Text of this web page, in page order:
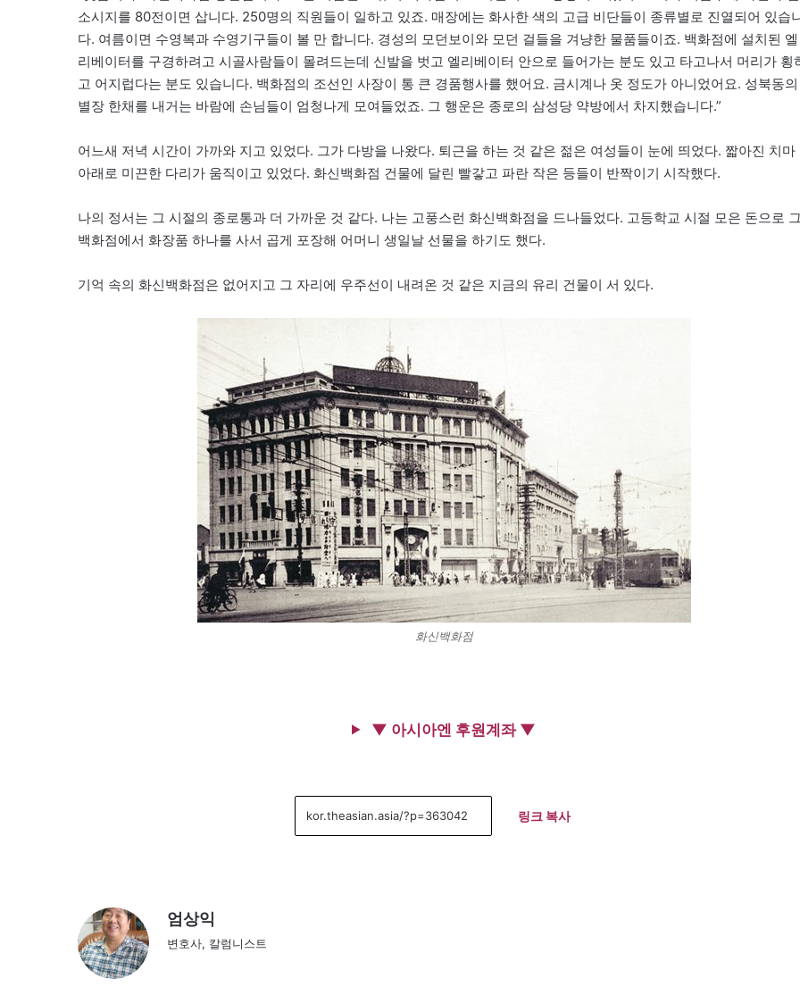
소시지를 80전이면 삽니다. 250명의 직원들이 일하고 있죠. 매장에는 화사한 색의 고급 비단들이 종류별로 진열되어 있습
다. 여름이면 수영복과 수영기구들이 볼 만 합니다. 경성의 모던보이와 모던 걸들을 겨냥한 물품들이죠. 백화점에 설치된 엘
리베이터를 구경하려고 시골사람들이 몰려드는데 신발을 벗고 엘리베이터 안으로 들어가는 분도 있고 타고나서 머리가 횡
고 어지럽다는 분도 있습니다. 백화점의 조선인 사장이 통 큰 경품행사를 했어요. 금시계나 옷 정도가 아니었어요. 성북동의
별장 한채를 내거는 바람에 손님들이 엄청나게 모여들었죠. 그 행운은 종로의 삼성당 약방에서 차지했습니다.”
어느새 저녁 시간이 가까와 지고 있었다. 그가 다방을 나왔다. 퇴근을 하는 것 같은 젊은 여성들이 눈에 띄었다. 짧아진 치마
아래로 미끈한 다리가 움직이고 있었다. 화신백화점 건물에 달린 빨갛고 파란 작은 등들이 반짝이기 시작했다.
나의 정서는 그 시절의 종로통과 더 가까운 것 같다. 나는 고풍스런 화신백화점을 드나들었다. 고등학교 시절 모은 돈으로 그
백화점에서 화장품 하나를 사서 곱게 포장해 어머니 생일날 선물을 하기도 했다.
기억 속의 화신백화점은 없어지고 그 자리에 우주선이 내려온 것 같은 지금의 유리 건물이 서 있다.
화신백화점
▼ 아시아엔 후원계좌 ▼
링크 복사
엄상익
변호사, 칼럼니스트